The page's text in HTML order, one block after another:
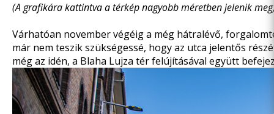
(A grafikára kattintva a térkép nagyobb méretben jelenik
Várhatóan november végéig a még hátralévő,
már nem teszik szükségessé, hogy az utca jelentős
még az idén, a Blaha Lujza tér felújításával együtt